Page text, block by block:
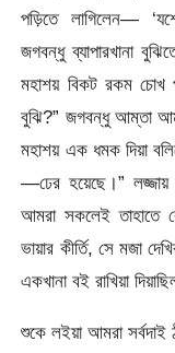
পড়িতে লাগিলেন—
জগবন্ধু ব্যাপারখানা
মহাশয় বিকট রকম চোখ
বুঝি?” জগবন্ধু আম্তা
মহাশয় এক ধমক দিয়া
—ঢের হয়েছে।”
আমরা সকলেই তাহাতে
ভায়ার কীর্তি, সে মজা
একখানা বই রাখিয়া
শুকে লইয়া আমরা সর্বদাই